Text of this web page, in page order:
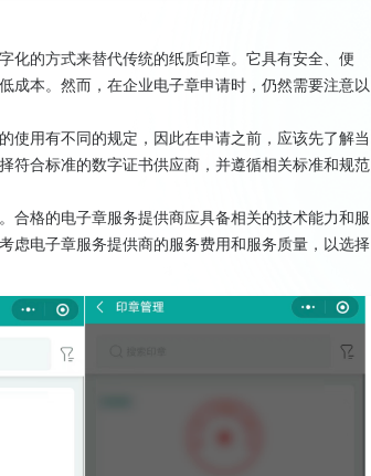
化的方式来替代传统的纸质印章。它具有安全、便
成本。然而，在企业电子章申请时，仍然需要注意以
使用有不同的规定，因此在申请之前，应该先了解当
符合标准的数字证书供应商，并遵循相关标准和规范
合格的电子章服务提供商应具备相关的技术能力和服
虑电子章服务提供商的服务费用和服务质量，以选择